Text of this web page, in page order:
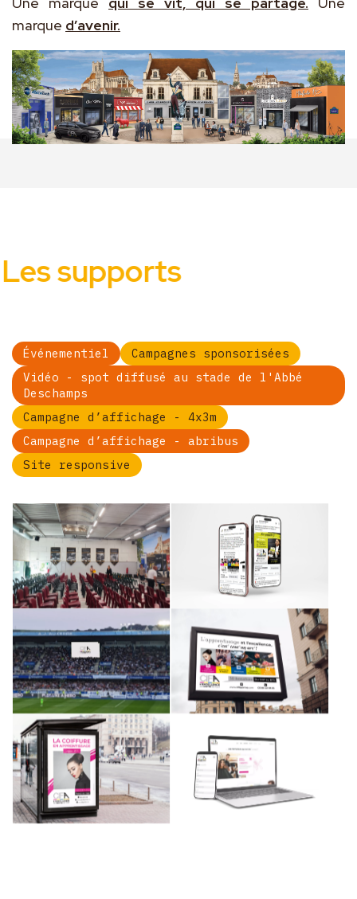
marque d’avenir.
Les supports
Événementiel
Campagnes sponsorisées
Vidéo - spot diffusé au stade de l'Abbé
Deschamps
Campagne d’affichage - 4x3m
Campagne d’affichage - abribus
Site responsive